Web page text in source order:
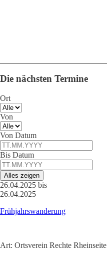
Die nächsten Termine
Ort
Von
Von Datum
Bis Datum
Alles zeigen
26.04.2025 bis
26.04.2025
Frühjahrswanderung
Art: Ortsverein Rechte Rheinseite